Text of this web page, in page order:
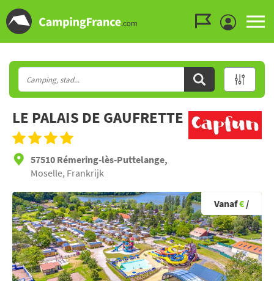
LE PALAIS DE GAUFRETTE
57510 Rémering-lès-Puttelange,
Moselle, Frankrijk
Vanaf€ /